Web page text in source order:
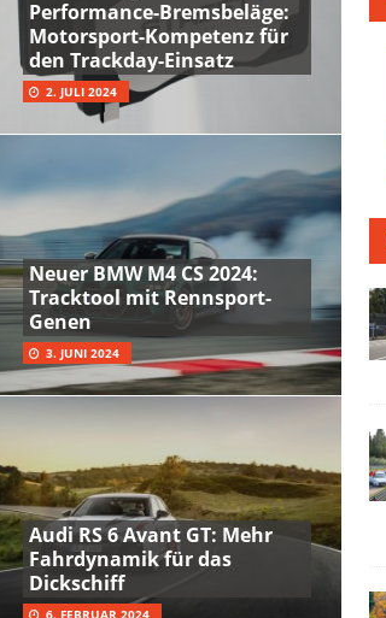
Performance-Bremsbeläge:
Motorsport-Kompetenz für
den Trackday-Einsatz
2. JULI 2024
Neuer BMW M4 CS 2024:
Tracktool mit Rennsport-
Genen
3. JUNI 2024
Audi RS 6 Avant GT: Mehr
Fahrdynamik für das
Dickschiff